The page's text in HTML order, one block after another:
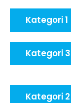
Kategori 1
Kategori 3
Kategori 2